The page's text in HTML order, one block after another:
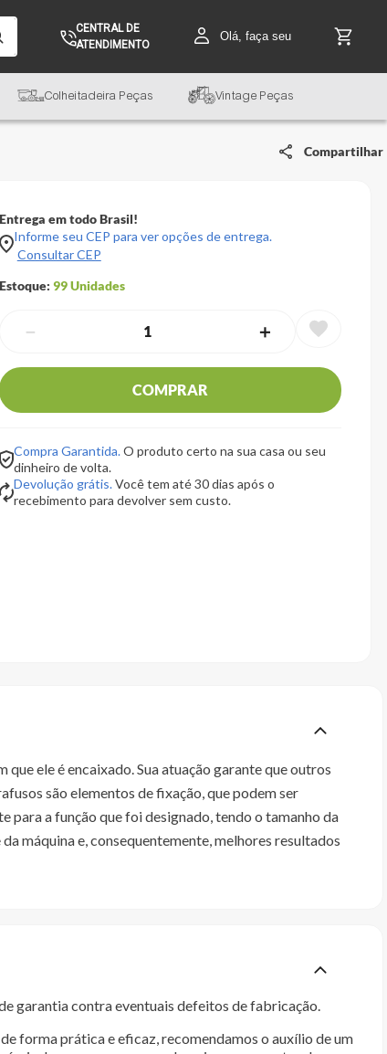
CENTRAL DE
ATENDIMENTO
Olá, faça seu
Colheitadeira Peças Vintage Peças
Compartilhar
Entrega em todo Brasil!
Informe seu CEP para ver opções de entrega.
Consultar CEP
Estoque: 99Unidades
＋
－
COMPRAR
Compra Garantida.O produto certo na sua casa ou seu
dinheiro de volta.
Devolução grátis.Você tem até 30 dias após o
recebimento para devolver sem custo.
ele é encaixado. Sua atuação garante que outros
são elementos de fixação, que podem ser
para a função que foi designado, tendo o tamanho da
máquina e, consequentemente, melhores resultados
garantia contra eventuais defeitos de fabricação.
forma prática e eficaz, recomendamos o auxílio de um